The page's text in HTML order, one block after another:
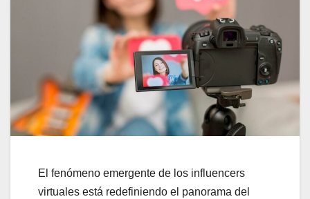
El fenómeno emergente de los influencers
virtuales está redefiniendo el panorama del